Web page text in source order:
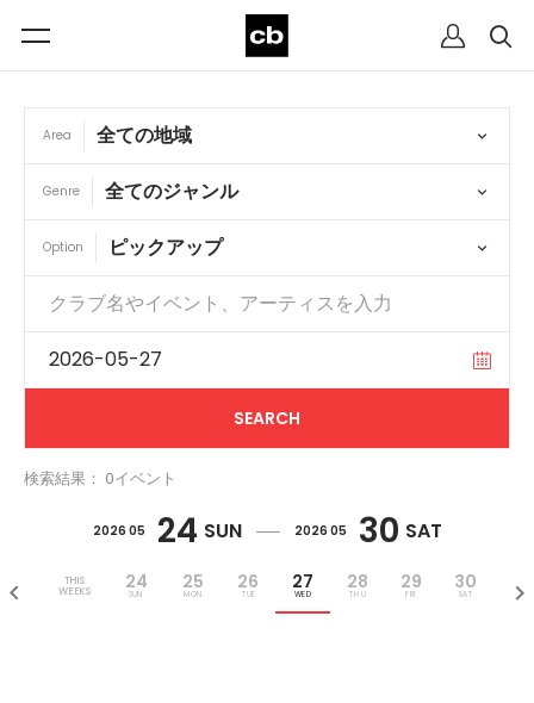
Area
Genre
Option
検索結果： 0イベント
2026 05 24 SUN 2026 05 30 SAT
THIS
WEEKS
24
SUN
25
MON
26
TUE
27
WED
28
THU
29
FRI
30
SAT